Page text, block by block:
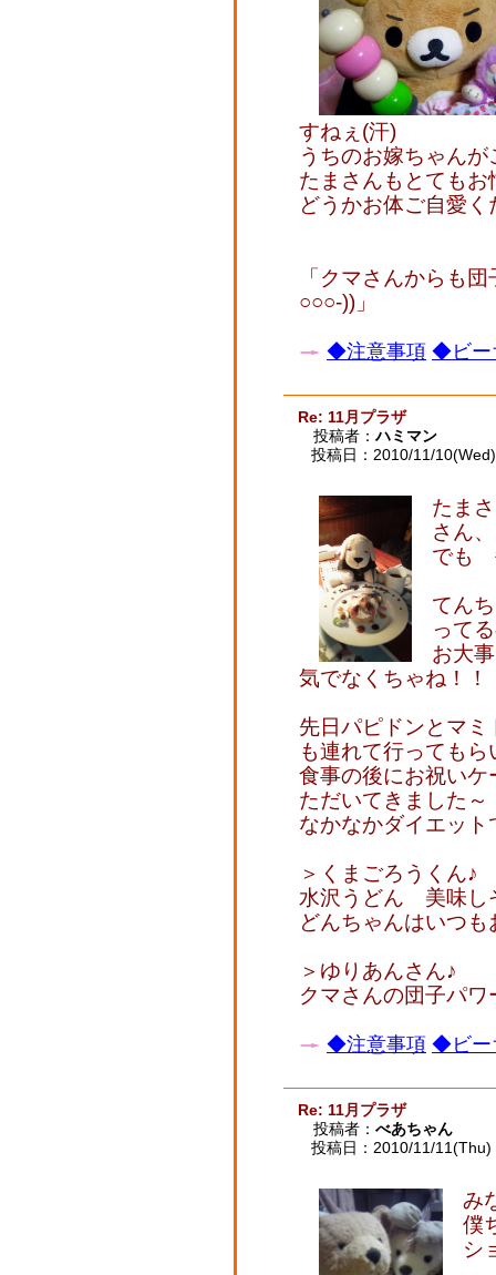
すねぇ(汗)
うちのお嫁ちゃん
たまさんもとてもお
どうかお体ご自愛
「クマさんからも
○○○-))」
◆注意事項 ◆ビー
Re: 11月プラザ
投稿者：ハミマン
投稿日：2010/11/
たま
さん
でも
てん
って
お大
気でなくちゃね！！
先日パピドンとマ
も連れて行ってもら
食事の後にお祝い
ただいてきました～
なかなかダイエッ
＞くまごろうくん♪
水沢うどん 美味し
どんちゃんはいつ
＞ゆりあんさん♪
クマさんの団子パ
◆注意事項 ◆ビー
Re: 11月プラザ
投稿者： べあちゃん
投稿日：2010/11/
み
僕
シ